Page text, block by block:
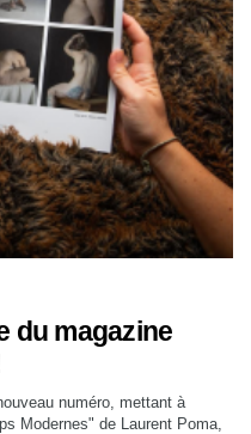
du magazine
numéro, mettant à
Modernes" de Laurent Poma,